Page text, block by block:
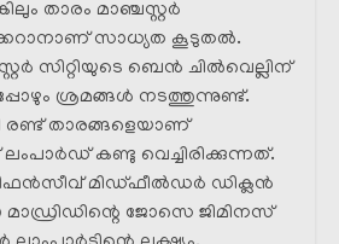
താരം മാഞ്ചസ്റ്റർ
സാധ്യത കൂടുതൽ.
സിറ്റിയുടെ ബെൻ ചിൽവെല്ലിന്
ശ്രമങ്ങൾ നടത്തുന്നുണ്ട്.
താരങ്ങളെയാണ്
കണ്ടു വെച്ചിരിക്കുന്നത്.
മിഡ്ഫീൽഡർ ഡിക്ലൻ
ജോസെ ജിമിനസ്